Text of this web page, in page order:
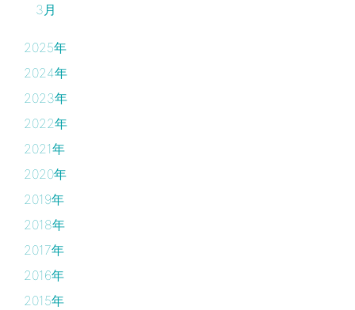
3月
2025年
2024年
2023年
2022年
2021年
2020年
2019年
2018年
2017年
2016年
2015年